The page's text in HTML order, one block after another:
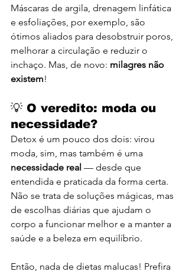
Máscaras de argila, drenagem linfática
e esfoliações, por exemplo, são
ótimos aliados para desobstruir poros,
melhorar a circulação e reduzir o
inchaço. Mas, de novo: milagres não
existem!
💡 O veredito: moda ou
necessidade?
Detox é um pouco dos dois: virou
moda, sim, mas também é uma
necessidade real — desde que
entendida e praticada da forma certa.
Não se trata de soluções mágicas, mas
de escolhas diárias que ajudam o
corpo a funcionar melhor e a manter a
saúde e a beleza em equilíbrio.
Então, nada de dietas malucas! Prefira